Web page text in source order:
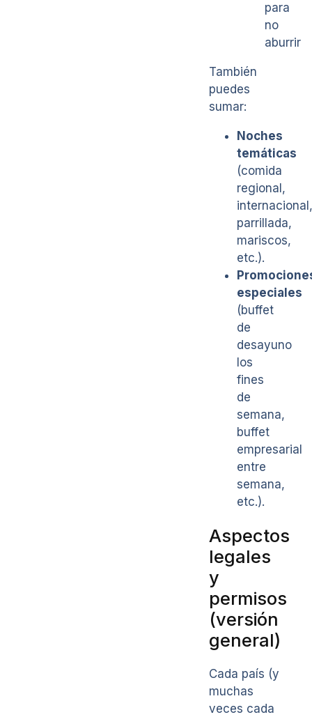
para
no
aburrir
También
puedes
sumar:
Noches
temáticas
(comida
regional,
internacional,
parrillada,
mariscos,
etc.).
especiales
(buffet
de
desayuno
los
fines
de
semana,
buffet
empresarial
entre
semana,
etc.).
Aspectos
legales
y
permisos
(versión
general)
Cada país (y
muchas
veces cada